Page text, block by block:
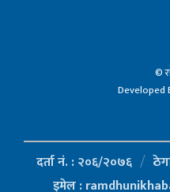
©
Developed
दर्ता नं. : २०६/२०७६
इमेल :